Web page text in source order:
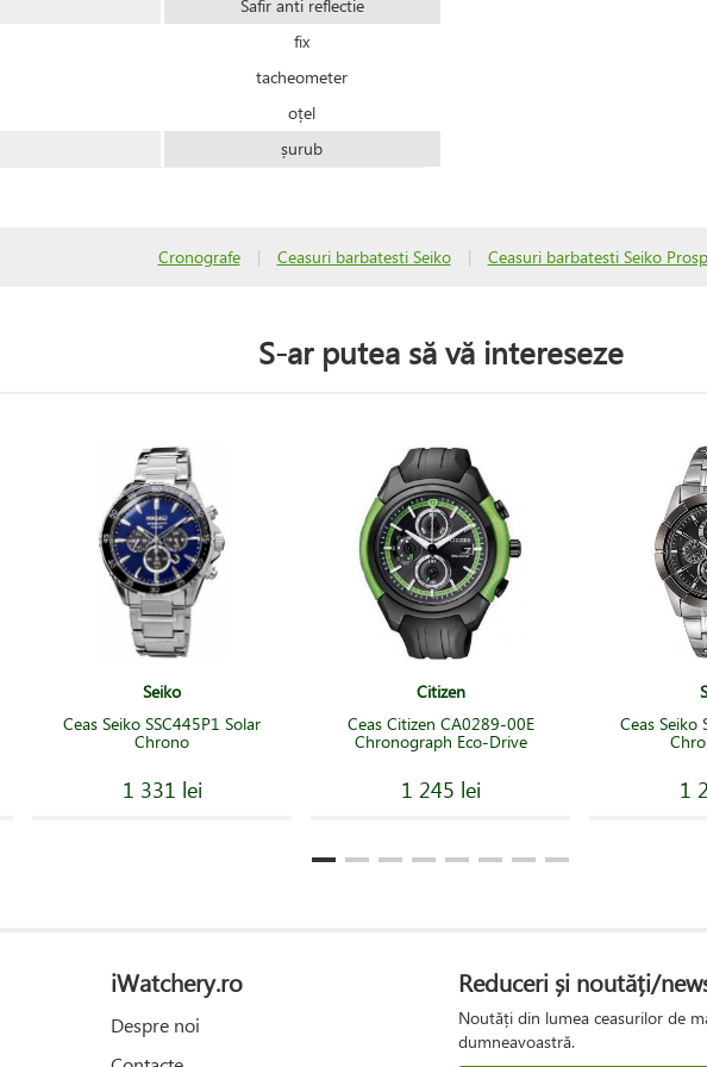
Safir anti reflectie
fix
tacheometer
oțel
șurub
Cronografe | Ceasuri barbatesti Seiko | Ceasuri barbatesti Seiko
S-ar putea să vă intereseze
Seiko
Ceas Seiko SSC445P1 Solar
Chrono
1 331 lei
Citizen
Ceas Citizen CA0289-00E
Chronograph Eco-Drive
1 245 lei
Ceas Seiko
1
iWatchery.ro
Despre noi
Reduceri și noutăți/
Noutăți din lumea ceasurilor de
dumneavoastră.